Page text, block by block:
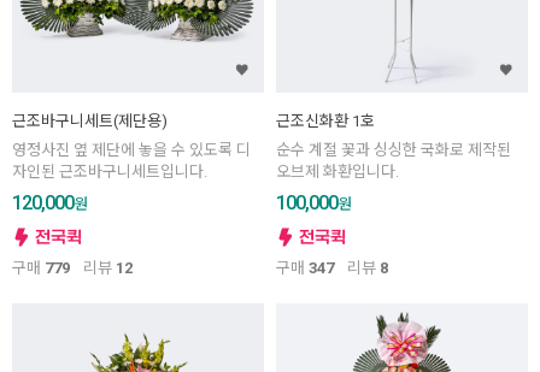
근조바구니세트(제단용)
영정사진 옆 제단에 놓을 수 있도록 디
자인된 근조바구니세트입니다.
120,000원
구매 779 리뷰 12
근조신화환 1호
순수 계절 꽃과 싱싱한 국화로 제작된
오브제 화환입니다.
100,000원
구매 347 리뷰 8